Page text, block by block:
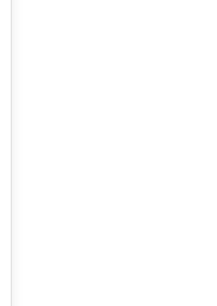
met ons op, wij
HR55